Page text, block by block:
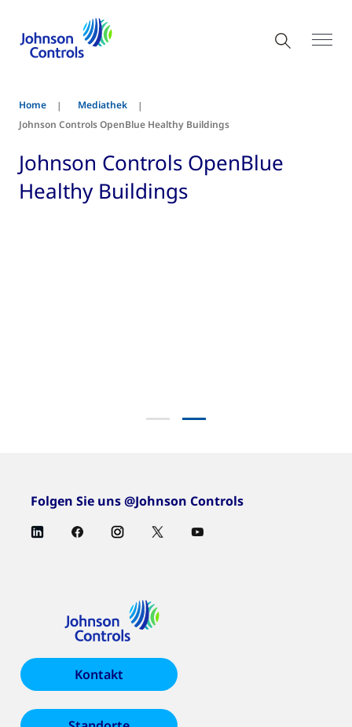
Home
Mediathek
Johnson Controls OpenBlue Healthy Buildings
Johnson Controls OpenBlue
Healthy Buildings
Folgen Sie uns @Johnson Controls
Kontakt